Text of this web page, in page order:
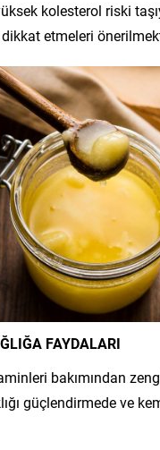
kolesterol riski
etmeleri
FAYDALARI
bakımından
güçlendirmede ve